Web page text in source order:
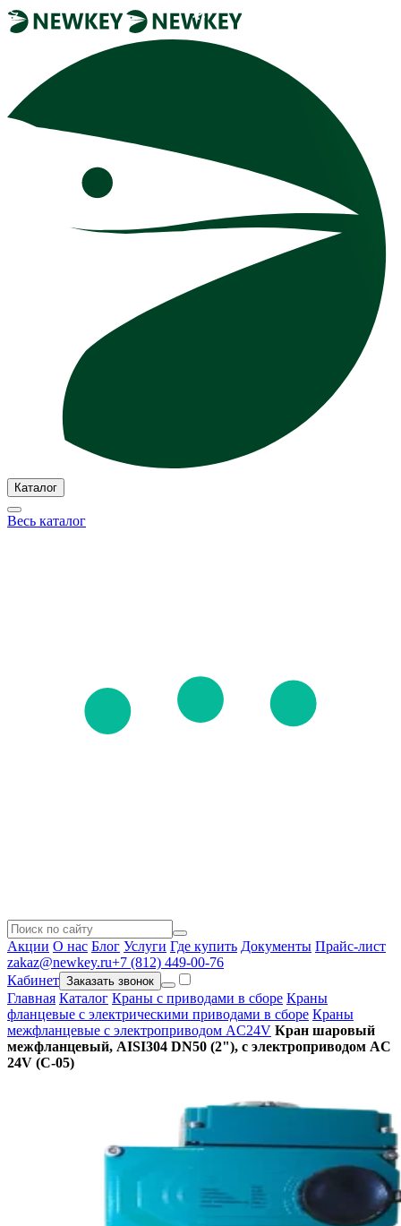
Каталог
Весь каталог
Акции О нас Блог Услуги Где купить Документы Прайс-лист
zakaz@newkey.ru+7 (812) 449-00-76
Кабинет Заказать звонок
Главная Каталог Краны с приводами в сборе Краны
фланцевые с электрическими приводами в сборе Краны
межфланцевые с электроприводом AC24V Кран шаровый
межфланцевый, AISI304 DN50 (2"), с электроприводом AC
24V (С-05)